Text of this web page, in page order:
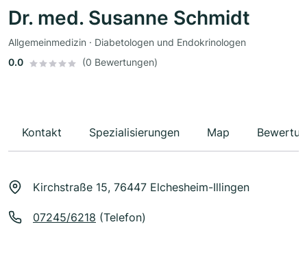
Dr. med. Susanne Schmidt
Allgemeinmedizin · Diabetologen und Endokrinologen
0.0
(0 Bewertungen)
Kontakt Spezialisierungen Map
Kirchstraße 15, 76447 Elchesheim-Illingen
07245/6218 (Telefon)